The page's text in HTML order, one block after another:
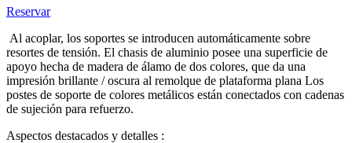
Reservar
Al acoplar, los soportes se introducen automáticamente sobre
resortes de tensión. El chasis de aluminio posee una superficie de
apoyo hecha de madera de álamo de dos colores, que da una
impresión brillante / oscura al remolque de plataforma plana Los
postes de soporte de colores metálicos están conectados con cadenas
de sujeción para refuerzo.
Aspectos destacados y detalles :